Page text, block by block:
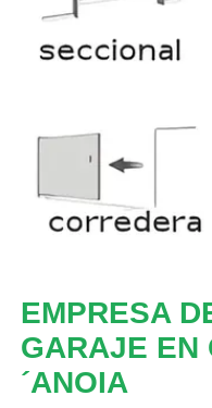
EMPRESA
GARAJE EN
´ANOIA